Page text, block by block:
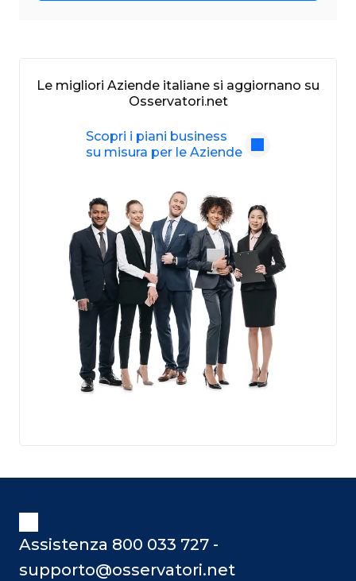
Le migliori Aziende italiane si aggiornano su
Osservatori.net
Scopri i piani business
su misura per le Aziende
Assistenza 800 033 727 -
supporto@osservatori.net